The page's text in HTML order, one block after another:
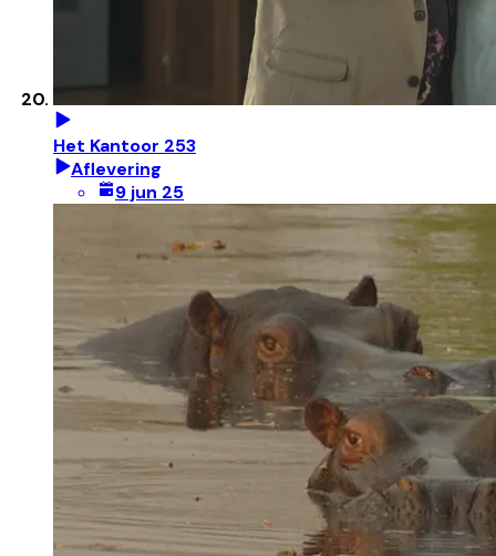
Het Kantoor 253
Aflevering
9 jun 25